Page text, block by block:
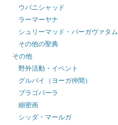
ウパニシャッド
ラーマーヤナ
シュリーマッド・バーガヴァタム
その他の聖典
その他
野外活動・イベント
グルバイ（ヨーガ仲間）
ブラゴパーラ
細密画
シッダ・マールガ